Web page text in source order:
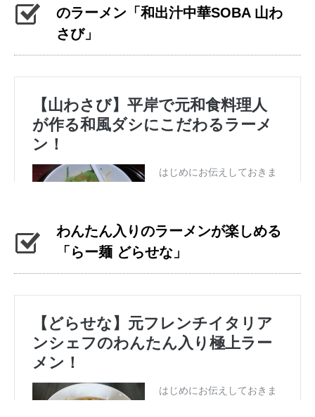
のラーメン「和出汁中華SOBA 山わ
さび」
わんたん入りのラーメンが楽しめる
「らー麺 どらせな」